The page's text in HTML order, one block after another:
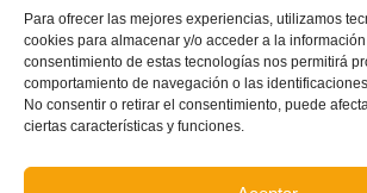
Para ofrecer las mejores experiencias, utilizamos
cookies para almacenar y/o acceder a la
consentimiento de estas tecnologías nos permitirá
comportamiento de navegación o las
No consentir o retirar el consentimiento, puede
ciertas características y funciones.
Fran Escribá, en las Jornadas de Actualización del